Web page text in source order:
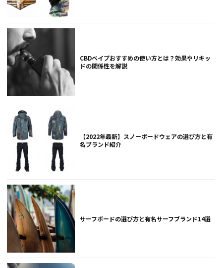
CBDベイプおすすめの使い方とは？効果やリキッ
ドの関係性を解説
【2022年最新】スノーボードウェアの選び方と有
名ブランド紹介
サーフボードの選び方と有名サーフブランド14選